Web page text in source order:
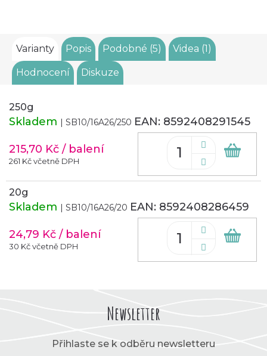
Varianty Popis Podobné (5) Videa (1)
Hodnocení Diskuze
250g
Skladem | SB10/16A26/250 EAN: 8592408291545
215,70 Kč / balení
261 Kč včetně DPH
20g
Skladem | SB10/16A26/20 EAN: 8592408286459
24,79 Kč / balení
30 Kč včetně DPH
Newsletter
Přihlaste se k odběru newsletteru